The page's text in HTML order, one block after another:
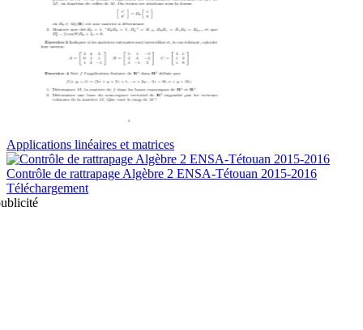
Applications linéaires et matrices
Contrôle de rattrapage Algèbre 2 ENSA-Tétouan 2015-2016
Téléchargement